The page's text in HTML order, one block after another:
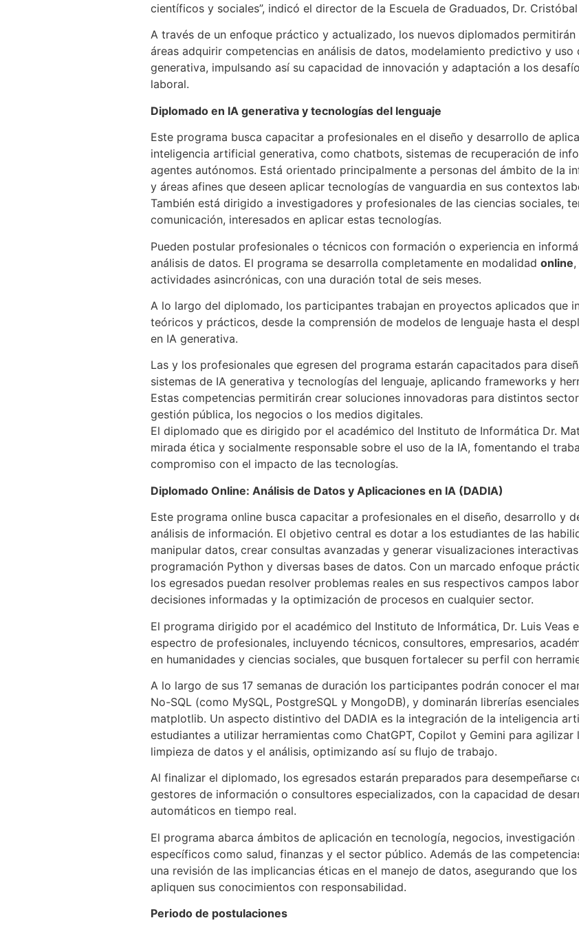
científicos y sociales”, indicó el director de la Escuela de Graduados, Dr.
A través de un enfoque práctico y actualizado, los nuevos diplomados
áreas adquirir competencias en análisis de datos, modelamiento predictivo y uso
generativa, impulsando así su capacidad de innovación y adaptación a los
laboral.
Diplomado en IA generativa y tecnologías del lenguaje
Este programa busca capacitar a profesionales en el diseño y desarrollo de
inteligencia artificial generativa, como chatbots, sistemas de recuperación de
agentes autónomos. Está orientado principalmente a personas del ámbito de la
y áreas afines que deseen aplicar tecnologías de vanguardia en sus contextos
También está dirigido a investigadores y profesionales de las ciencias sociales,
comunicación, interesados en aplicar estas tecnologías.
Pueden postular profesionales o técnicos con formación o experiencia en
análisis de datos. El programa se desarrolla completamente en modalidad online
actividades asincrónicas, con una duración total de seis meses.
A lo largo del diplomado, los participantes trabajan en proyectos aplicados que
teóricos y prácticos, desde la comprensión de modelos de lenguaje hasta el
en IA generativa.
Las y los profesionales que egresen del programa estarán capacitados para
sistemas de IA generativa y tecnologías del lenguaje, aplicando frameworks y
Estas competencias permitirán crear soluciones innovadoras para distintos
gestión pública, los negocios o los medios digitales.
El diplomado que es dirigido por el académico del Instituto de Informática Dr.
mirada ética y socialmente responsable sobre el uso de la IA, fomentando el
compromiso con el impacto de las tecnologías.
Diplomado Online: Análisis de Datos y Aplicaciones en IA (DADIA)
Este programa online busca capacitar a profesionales en el diseño, desarrollo y
análisis de información. El objetivo central es dotar a los estudiantes de las
manipular datos, crear consultas avanzadas y generar visualizaciones
programación Python y diversas bases de datos. Con un marcado enfoque
los egresados puedan resolver problemas reales en sus respectivos campos
decisiones informadas y la optimización de procesos en cualquier sector.
El programa dirigido por el académico del Instituto de Informática, Dr. Luis Veas
espectro de profesionales, incluyendo técnicos, consultores, empresarios,
en humanidades y ciencias sociales, que busquen fortalecer su perfil con
A lo largo de sus 17 semanas de duración los participantes podrán conocer el
No-SQL (como MySQL, PostgreSQL y MongoDB), y dominarán librerías
matplotlib. Un aspecto distintivo del DADIA es la integración de la inteligencia
estudiantes a utilizar herramientas como ChatGPT, Copilot y Gemini para
limpieza de datos y el análisis, optimizando así su flujo de trabajo.
Al finalizar el diplomado, los egresados estarán preparados para desempeñarse
gestores de información o consultores especializados, con la capacidad de
automáticos en tiempo real.
El programa abarca ámbitos de aplicación en tecnología, negocios,
específicos como salud, finanzas y el sector público. Además de las
una revisión de las implicancias éticas en el manejo de datos, asegurando que
apliquen sus conocimientos con responsabilidad.
Periodo de postulaciones